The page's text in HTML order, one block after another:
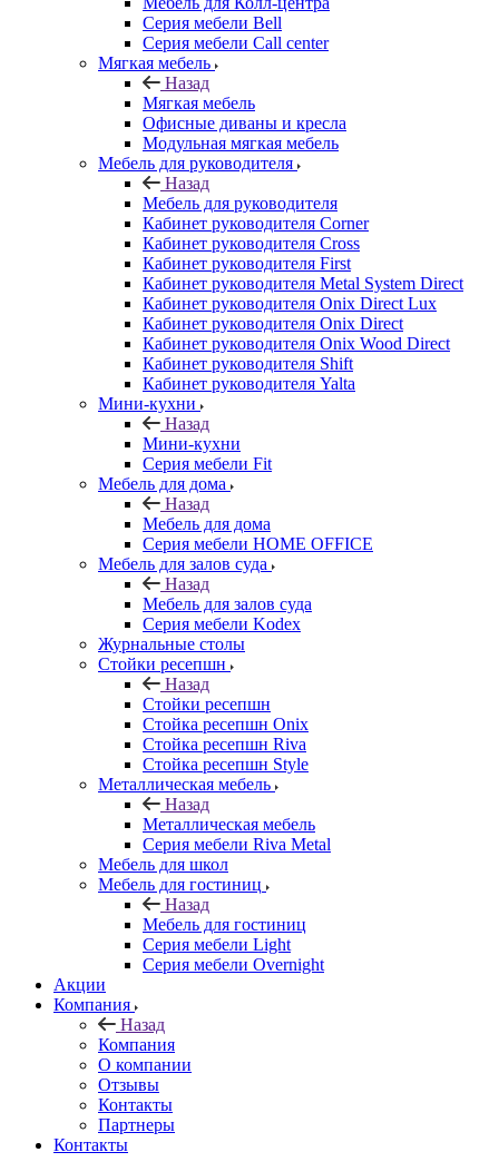
Серия мебели Bell
Серия мебели Call center
Мягкая мебель
Назад
Мягкая мебель
Офисные диваны и кресла
Модульная мягкая мебель
Мебель для руководителя
Назад
Мебель для руководителя
Кабинет руководителя Corner
Кабинет руководителя Cross
Кабинет руководителя First
Кабинет руководителя Metal System Direct
Кабинет руководителя Onix Direct Lux
Кабинет руководителя Onix Direct
Кабинет руководителя Onix Wood Direct
Кабинет руководителя Shift
Кабинет руководителя Yalta
Мини-кухни
Назад
Мини-кухни
Серия мебели Fit
Мебель для дома
Назад
Мебель для дома
Серия мебели HOME OFFICE
Мебель для залов суда
Назад
Мебель для залов суда
Серия мебели Kodex
Журнальные столы
Стойки ресепшн
Назад
Стойки ресепшн
Стойка ресепшн Onix
Стойка ресепшн Riva
Стойка ресепшн Style
Металлическая мебель
Назад
Металлическая мебель
Серия мебели Riva Metal
Мебель для школ
Мебель для гостиниц
Назад
Мебель для гостиниц
Серия мебели Light
Серия мебели Overnight
Акции
Компания
Назад
Компания
О компании
Отзывы
Контакты
Партнеры
Контакты